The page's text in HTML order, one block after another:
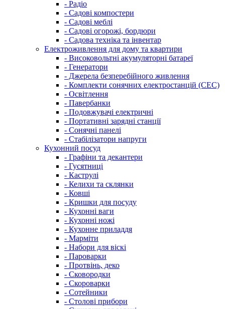
- Радіо
- Садові компостери
- Садові меблі
- Садові огорожі, бордюри
- Садова техніка та інвентар
Електроживлення для дому та квартири
- Високовольтні акумуляторні батареї
- Генератори
- Джерела безперебійного живлення
- Комплекти сонячних електростанцій (СЕС)
- Освітлення
- Павербанки
- Подовжувачі електричні
- Портативні зарядні станції
- Сонячні панелі
- Стабілізатори напруги
Кухонний посуд
- Графіни та декантери
- Гусятниці
- Каструлі
- Келихи та склянки
- Ковші
- Кришки для посуду
- Кухонні ваги
- Кухонні ножі
- Кухонне приладдя
- Марміти
- Набори для віскі
- Пароварки
- Протвінь, деко
- Сковородки
- Скороварки
- Сотейники
- Столові прибори